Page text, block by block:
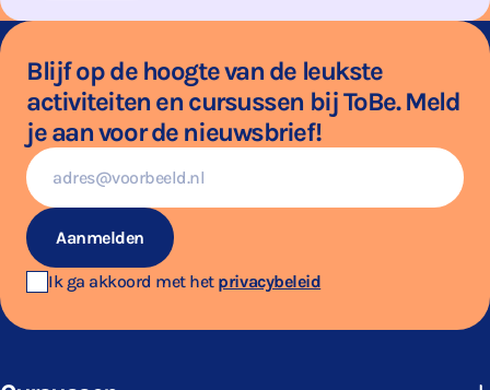
Blijf op de hoogte van de leukste
activiteiten en cursussen bij ToBe. Meld
je aan voor de nieuwsbrief!
E-
mailadres
Aanmelden
Ik ga akkoord met het privacybeleid